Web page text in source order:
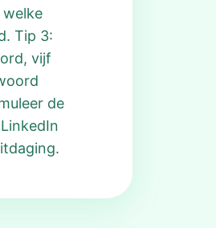
welke
Tip 3:
vijf
de